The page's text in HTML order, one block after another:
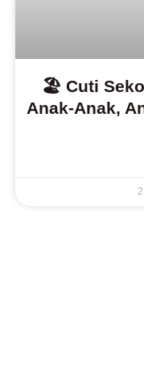
🏖️ Cuti
Anak-Anak,